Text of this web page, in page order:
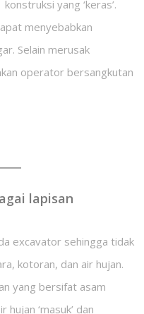
konstruksi yang ‘keras’.
menyebabkan
Selain merusak
operator bersangkutan
lapisan
excavator sehingga tidak
kotoran, dan air hujan.
yang bersifat asam
‘masuk’ dan